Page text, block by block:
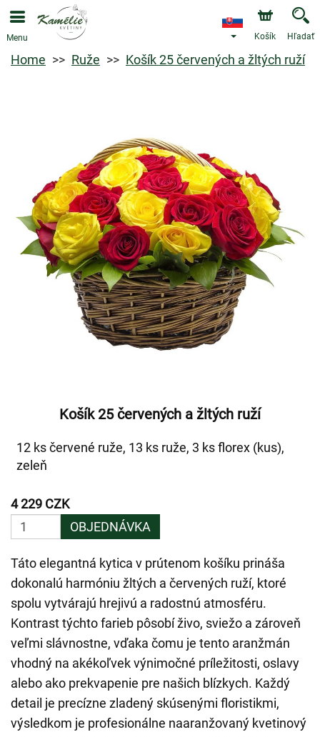
Menu Košík Hľadať
Home Ruže Košík 25 červených a žltých ruží
Košík 25 červených a žltých ruží
12 ks červené ruže, 13 ks ruže, 3 ks florex (kus),
zeleň
4 229 CZK
OBJEDNÁVKA
Táto elegantná kytica v prútenom košíku prináša
dokonalú harmóniu žltých a červených ruží, ktoré
spolu vytvárajú hrejivú a radostnú atmosféru.
Kontrast týchto farieb pôsobí živo, sviežo a zároveň
veľmi slávnostne, vďaka čomu je tento aranžmán
vhodný na akékoľvek výnimočné príležitosti, oslavy
alebo ako prekvapenie pre našich blízkych. Každý
detail je precízne zladený skúsenými floristikmi,
výsledkom je profesionálne naaranžovaný kvetinový